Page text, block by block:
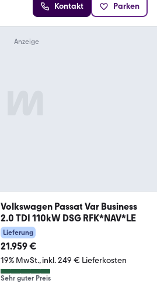
Kontakt Parken
Volkswagen Passat Var Business
2.0 TDI 110kW DSG RFK*NAV*LE
Lieferung
21.959 €
19% MwSt. inkl. 249 € Lieferkosten
Sehr guter Preis